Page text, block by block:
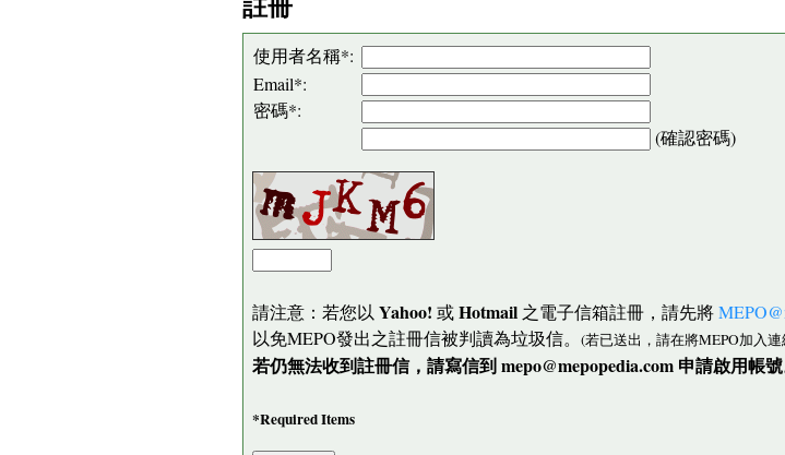
使用者名稱*:
Email*:
密碼*:
(確認密碼)
請注意：若您以 Yahoo! 或Hotmail 之電子信箱註冊，請先將
以免MEPO發出之註冊信被判讀為垃圾信。 (若已送出，請在將MEPO加入
若仍無法收到註冊信，請寫信到 mepo@mepopedia.com 申請啟用帳號
*Required Items